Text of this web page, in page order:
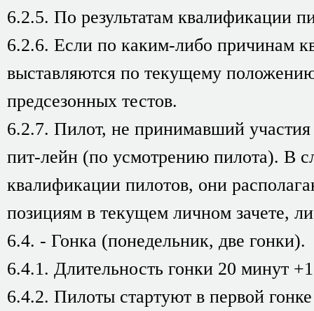
6.2.5. По результатам квалификации
6.2.6. Если по каким-либо причинам
выставляются по текущему
предсезонных тестов.
6.2.7. Пилот, не принимавший
пит-лейн (по усмотрению пилота). В
квалификации пилотов, они
позициям в текущем личном зачете,
6.4. - Гонка (понедельник, две гонки).
6.4.1. Длительность гонки 20 минут
6.4.2. Пилоты стартуют в первой